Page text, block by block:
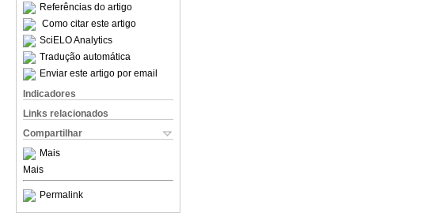
Referências do artigo
Como citar este artigo
SciELO Analytics
Tradução automática
Enviar este artigo por email
Indicadores
Links relacionados
Compartilhar
Mais
Mais
Permalink